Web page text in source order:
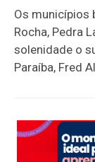
Os municípios
Rocha, Pedra
solenidade o
Paraíba, Fred